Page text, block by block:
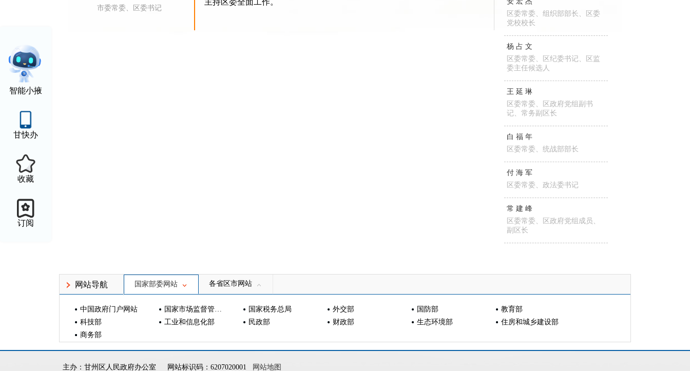
智能小掖
甘快办
收藏
订阅
市委常委、区委书记
主持区委全面工作。
区委常委、组织部部长、区委
党校校长
杨占文
区委常委、区纪委书记、区监
委主任候选人
王延琳
区委常委、区政府党组副书
记、常务副区长
白福年
区委常委、统战部部长
付海军
区委常委、政法委书记
常建峰
区委常委、区政府党组成员、
副区长
网站导航 国家部委网站 各省区市网站
中国政府门户网站 国家市场监督管理总局 国家税务总局 外交部 国防部
教育部
科技部
工业和信息化部 民政部 财政部 生态环境部
住房和城乡建设部
商务部
主办：甘州区人民政府办公室 网站标识码：6207020001 网站地图